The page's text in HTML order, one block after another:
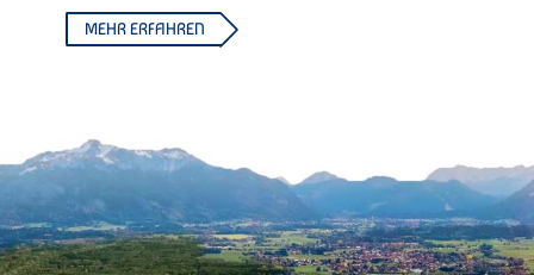
MEHR ERFAHREN